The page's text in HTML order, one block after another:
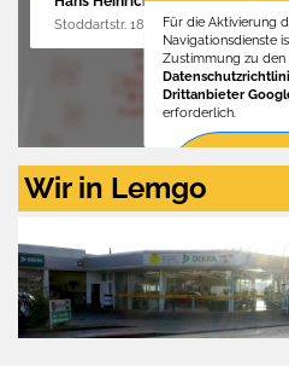
Stoddartstr. 18, 32758 Detmold
Für die Aktivierung
Navigationsdienste
Zustimmung zu den
Drittanbieter
erforderlich.
Wir in Lemgo